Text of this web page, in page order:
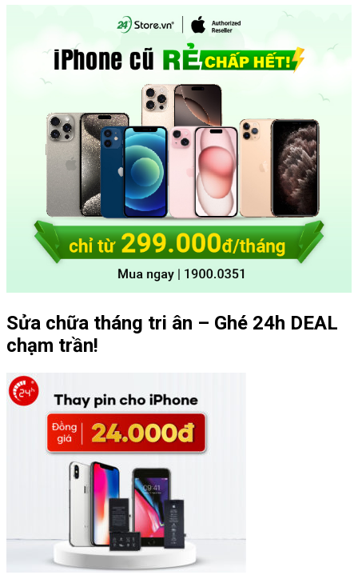
Sửa chữa tháng tri ân – Ghé 24h DEAL
chạm trần!